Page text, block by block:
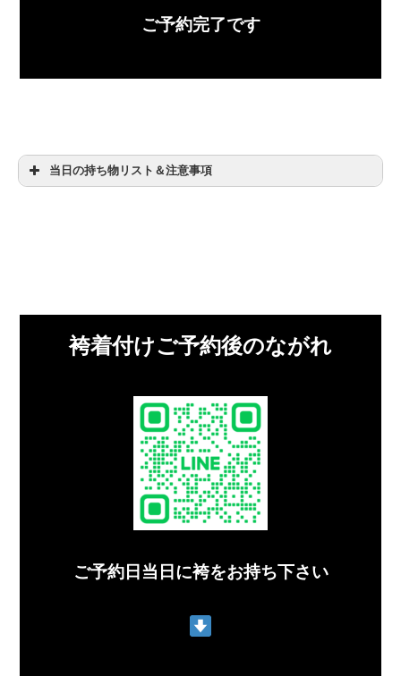
ご予約完了です
当日の持ち物リスト＆注意事項
袴着付けご予約後のながれ
ご予約日当日に袴をお持ち下さい